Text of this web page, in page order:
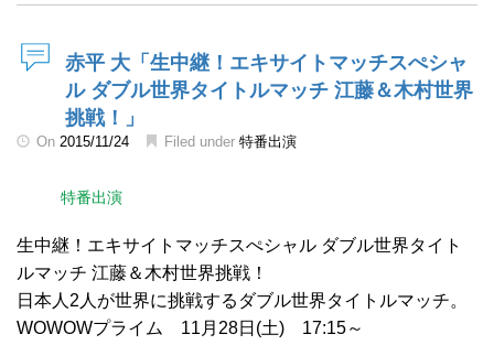
赤平 大「生中継！エキサイトマッチスぺシャ
ル ダブル世界タイトルマッチ 江藤＆木村世界
挑戦！」
On 2015/11/24 Filed under 特番出演
特番出演
生中継！エキサイトマッチスぺシャル ダブル世界タイト
ルマッチ 江藤＆木村世界挑戦！
日本人2人が世界に挑戦するダブル世界タイトルマッチ。
WOWOWプライム 11月28日(土) 17:15～